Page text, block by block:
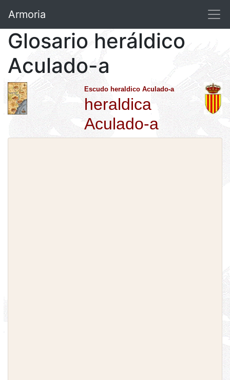
Armoria
Glosario heráldico
Aculado-a
Escudo heraldico Aculado-a
heraldica
Aculado-a